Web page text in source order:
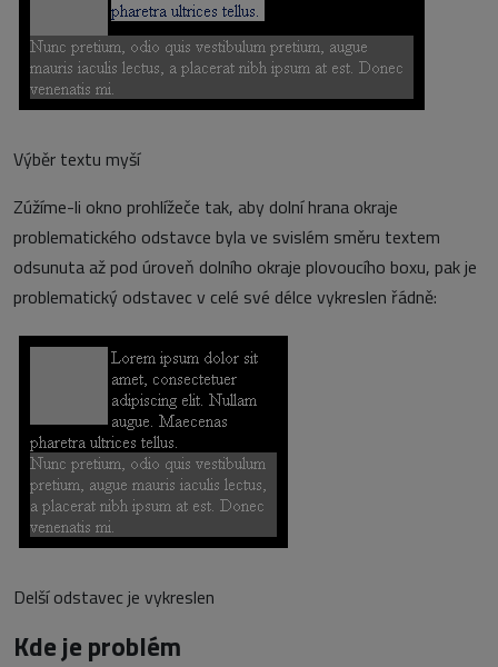
Výběr textu myší
Zúžíme-li okno prohlížeče tak, aby dolní hrana okraje
problematického odstavce byla ve svislém směru textem
odsunuta až pod úroveň dolního okraje plovoucího boxu, pak je
problematický odstavec v celé své délce vykreslen řádně:
Delší odstavec je vykreslen
Kde je problém